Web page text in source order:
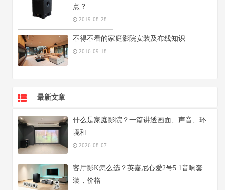
点？
2019-08-28
不得不看的家庭影院安装及布线知识
2016-09-18
最新文章
什么是家庭影院？一篇讲透画面、声音、环
境和
2026-08-07
客厅影K怎么选？英嘉尼心爱2号5.1音响套
装，价格